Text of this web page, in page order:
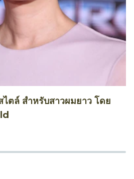
ตล์ สำหรับสาวผมยาว โดย